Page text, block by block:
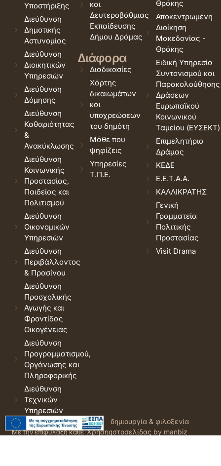
Υποστήριξης
Διεύθυνση
Δημοτικής
Αστυνομίας
Διεύθυνση
Διοικητικών
Υπηρεσιών
Διεύθυνση
Δόμησης
Διεύθυνση
Καθαριότητας
&
Ανακύκλωσης
Διεύθυνση
Κοινωνικής
Προστασίας,
Παιδείας και
Πολιτισμού
Διεύθυνση
Οικονομικών
Υπηρεσιών
Διεύθυνση
Περιβάλλοντος
& Πρασίνου
Διεύθυνση
Προσχολικής
Αγωγής και
Φροντίδας
Οικογένειας
Διεύθυνση
Προγραμματισμού,
Οργάνωσης και
Πληροφορικής
Διεύθυνση
Τεχνικών
Υπηρεσιών
και
Δευτεροβάθμιας
Εκπαίδευσης
Δήμου Δράμας
Διάφορα
Διαδικασίες
Χάρτης
δικαιωμάτων
και
υποχρεώσεων
του δημότη
Μάθε που
ψηφίζεις
Υπηρεσίες
Τ.Π.Ε.
Θράκης
Αποκεντρωμένη
Διοίκηση
Μακεδονίας -
Θράκης
Ειδική Υπηρεσία
Συντονισμού και
Παρακολούθησης
Δράσεων
Ευρωπαϊκού
Κοινωνικού
Ταμείου (ΕΥΣΕΚΤ)
Επιμελητήριο
Δράμας
ΚΕΔΕ
Ε.Ε.Τ.Α.Α.
ΚΑΛΛΙΚΡΑΤΗΣ
Γενική
Γραμματεία
Πολιτικής
Προστασίας
Visit Drama
© 2026 Δήμος Δράμας.
Με την επιφύλαξη κάθε
Όροι
Χρήσης
δημιουργία & φιλοξενία
ιστοσελίδας by manbiz